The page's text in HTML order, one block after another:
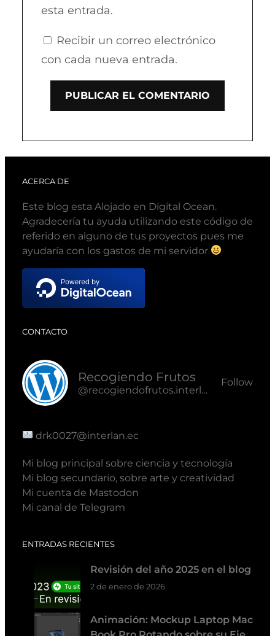
esta entrada.
Recibir un correo electrónico
con cada nueva entrada.
ACERCA DE
Este blog esta Alojado en Digital Ocean.
Agradecería tu ayuda utilizando este código de
referido en alguno de tus proyectos pues me
ayudaría con los gastos de mi servidor
CONTACTO
Recogiendo Frutos
@recogiendofrutos.interlan.ec@recogiendofrutos.interlan.ec
Follow
drk0027@interlan.ec
Mi blog principal sobre ciencia y tecnología
Mi blog secundario, sobre arte y creatividad
Mi cuenta de Mastodon
Mi canal de Telegram
ENTRADAS RECIENTES
Revisión del año 2025 en el blog
2 de enero de 2026
Animación: Mockup Laptop Mac